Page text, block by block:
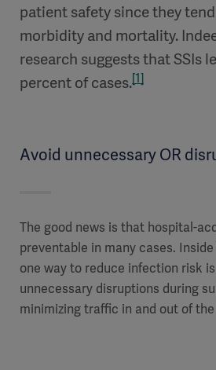
patient safety since they
morbidity and mortality.
research suggests that SSIs
percent of cases.[1]
Avoid unnecessary OR
The good news is that hospital-
preventable in many cases.
one way to reduce infection risk
unnecessary disruptions during
minimizing traffic in and out of